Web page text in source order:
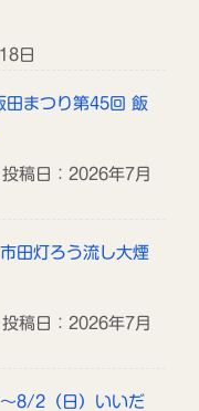
日
まつり第45回 飯
稿日：2026年7月
田灯ろう流し大煙
稿日：2026年7月
8/2（日）いいだ